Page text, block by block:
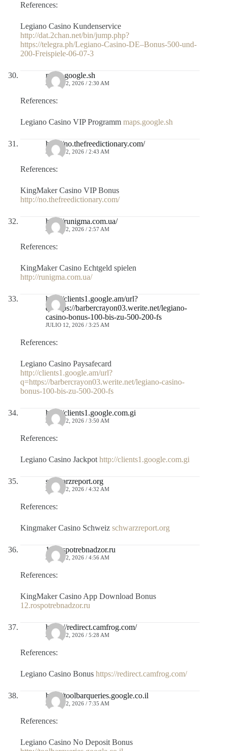
References:
Legiano Casino Kundenservice
http://dat.2chan.net/bin/jump.php?
https://telegra.ph/Legiano-Casino-DE–Bonus-500-und-
200-Freispiele-06-07-3
maps.google.sh
JULIO 12, 2026 / 2:30 AM
References:
Legiano Casino VIP Programm maps.google.sh
http://no.thefreedictionary.com/
JULIO 12, 2026 / 2:43 AM
References:
KingMaker Casino VIP Bonus
http://no.thefreedictionary.com/
http://runigma.com.ua/
JULIO 12, 2026 / 2:57 AM
References:
KingMaker Casino Echtgeld spielen
http://runigma.com.ua/
http://clients1.google.am/url?
q=https://barbercrayon03.werite.net/legiano-
casino-bonus-100-bis-zu-500-200-fs
JULIO 12, 2026 / 3:25 AM
References:
Legiano Casino Paysafecard
http://clients1.google.am/url?
q=https://barbercrayon03.werite.net/legiano-casino-
bonus-100-bis-zu-500-200-fs
http://clients1.google.com.gi
JULIO 12, 2026 / 3:50 AM
References:
Legiano Casino Jackpot http://clients1.google.com.gi
schwarzreport.org
JULIO 12, 2026 / 4:32 AM
References:
Kingmaker Casino Schweiz schwarzreport.org
12.rospotrebnadzor.ru
JULIO 12, 2026 / 4:56 AM
References:
KingMaker Casino App Download Bonus
12.rospotrebnadzor.ru
https://redirect.camfrog.com/
JULIO 12, 2026 / 5:28 AM
References:
Legiano Casino Bonus https://redirect.camfrog.com/
http://toolbarqueries.google.co.il
JULIO 12, 2026 / 7:35 AM
References:
Legiano Casino No Deposit Bonus